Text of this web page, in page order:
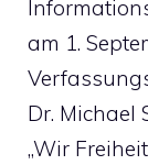
am 1.
Dr. Michael
„Wir